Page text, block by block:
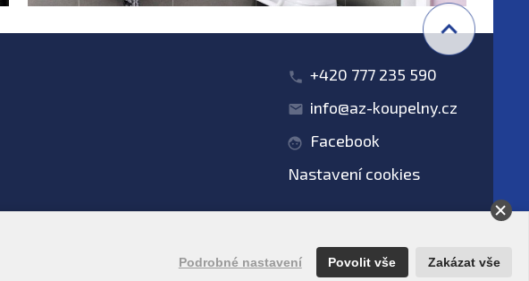
+420 777 235 590
info@az-koupelny.cz
Facebook
Nastavení cookies
Zpracování osobních údajůPodrobné nastavení Povolit vše Zakázat vše